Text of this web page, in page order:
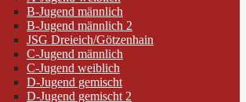
B-Jugend männlich
B-Jugend männlich 2
JSG Dreieich/Götzenhain
C-Jugend männlich
C-Jugend weiblich
D-Jugend gemischt
D-Jugend gemischt 2